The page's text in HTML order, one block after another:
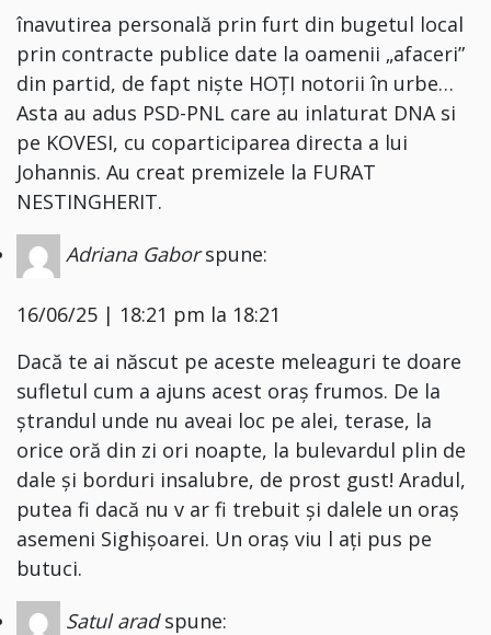
înavutirea personală prin furt din bugetul local
prin contracte publice date la oamenii „afaceri”
din partid, de fapt niște HOȚI notorii în urbe…
Asta au adus PSD-PNL care au inlaturat DNA si
pe KOVESI, cu coparticiparea directa a lui
Johannis. Au creat premizele la FURAT
NESTINGHERIT.
Adriana Gabor spune:
16/06/25 | 18:21 pm la 18:21
Dacă te ai născut pe aceste meleaguri te doare
sufletul cum a ajuns acest oraș frumos. De la
ștrandul unde nu aveai loc pe alei, terase, la
orice oră din zi ori noapte, la bulevardul plin de
dale și borduri insalubre, de prost gust! Aradul,
putea fi dacă nu v ar fi trebuit și dalele un oraș
asemeni Sighișoarei. Un oraș viu l ați pus pe
butuci.
Satul arad spune: